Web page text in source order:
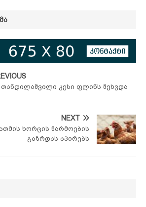
თანდილაშვილი კესი ფლინს შეხვდა
NEXT
ხორცის წარმოების
გაზრდას აპირებს